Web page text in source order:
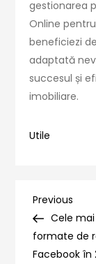
gestionarea
Online
beneficiezi
adaptată
succesul și
imobiliare.
Utile
în
Previous
Post
Previous
Cele
formate de
Facebook în